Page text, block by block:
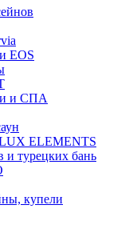
EOS
и СПА
ELEMENTS
и турецких бань
купели